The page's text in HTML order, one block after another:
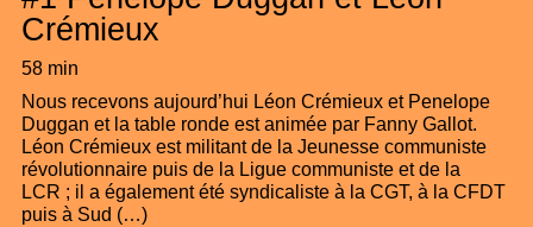
Crémieux
58 min
Nous recevons aujourd’hui Léon Crémieux et Penelope
Duggan et la table ronde est animée par Fanny Gallot.
Léon Crémieux est militant de la Jeunesse communiste
révolutionnaire puis de la Ligue communiste et de la
LCR ; il a également été syndicaliste à la CGT, à la CFDT
puis à Sud (…)